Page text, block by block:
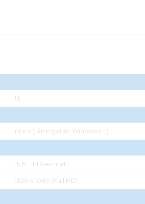
Új
nincs (támogatás: Windows 11)
15,6" LED-es matt
1920 x 1080 (Full HD)